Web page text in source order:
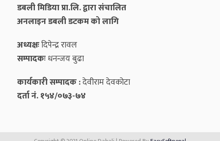
डबली मिडिया प्रा.लि. द्वारा संचालित
अनलाइन डबली डटकम को लागि
अध्यक्षःदिपेन्द्र रावल
सम्पादकःधनन्‍जय बुढा
कार्यकारी सम्पादक :देवीराम देवकोटा
दर्ता नं. १५४/०७३-७४